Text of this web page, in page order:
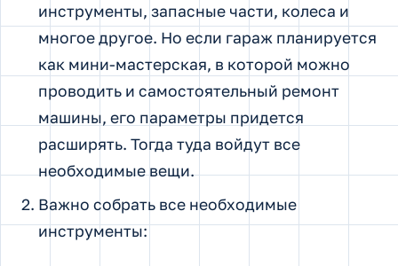
инструменты, запасные части, колеса и
многое другое. Но если гараж планируется
как мини-мастерская, в которой можно
проводить и самостоятельный ремонт
машины, его параметры придется
расширять. Тогда туда войдут все
необходимые вещи.
Важно собрать все необходимые
инструменты: